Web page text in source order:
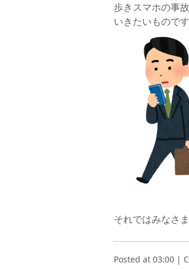
歩きスマホの事
いきたいもので
それではみなさ
Posted at 03:00 |